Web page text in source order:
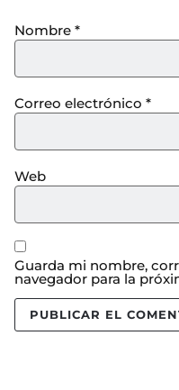
Nombre *
Correo electrónico *
Web
Guarda mi nombre,
navegador para la